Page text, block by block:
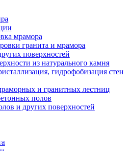
мрамора
гранита и мрамора
поверхностей
из натурального камня
гидрофобизация стен
и гранитных лестниц
полов
и других поверхностей